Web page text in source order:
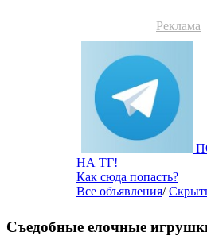
Реклама
НА ТГ!
Как сюда попасть?
Все объявления/
Съедобные елочные